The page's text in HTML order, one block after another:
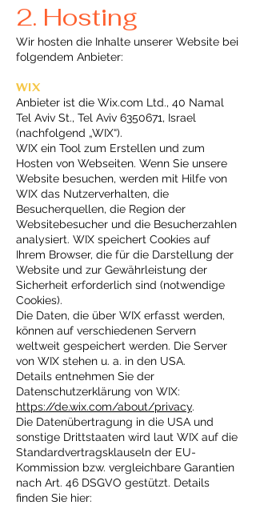
2. Hosting
Wir hosten die Inhalte unserer Website bei
folgendem Anbieter:
WIX
Anbieter ist die Wix.com Ltd., 40 Namal
Tel Aviv St., Tel Aviv 6350671, Israel
(nachfolgend „WIX“).
WIX ein Tool zum Erstellen und zum
Hosten von Webseiten. Wenn Sie unsere
Website besuchen, werden mit Hilfe von
WIX das Nutzerverhalten, die
Besucherquellen, die Region der
Websitebesucher und die Besucherzahlen
analysiert. WIX speichert Cookies auf
Ihrem Browser, die für die Darstellung der
Website und zur Gewährleistung der
Sicherheit erforderlich sind (notwendige
Cookies).
Die Daten, die über WIX erfasst werden,
können auf verschiedenen Servern
weltweit gespeichert werden. Die Server
von WIX stehen u. a. in den USA.
Details entnehmen Sie der
Datenschutzerklärung von WIX:
https://de.wix.com/about/privacy.
Die Datenübertragung in die USA und
sonstige Drittstaaten wird laut WIX auf die
Standardvertragsklauseln der EU-
Kommission bzw. vergleichbare Garantien
nach Art. 46 DSGVO gestützt. Details
finden Sie hier: